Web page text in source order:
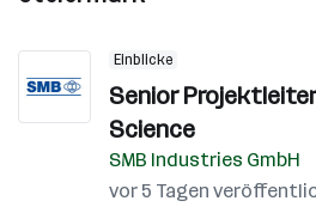
Einblicke
Senior
Science
SMB Industries GmbH
vor 5 Tagen